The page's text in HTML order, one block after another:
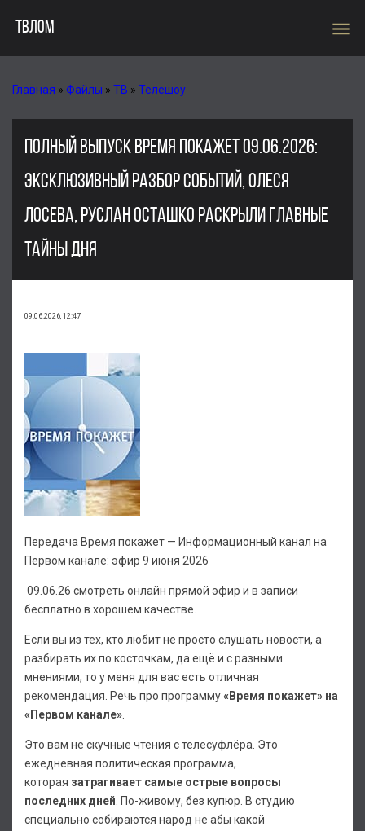
ТВЛОМ menu
Главная » Файлы » ТВ » Телешоу
ПОЛНЫЙ ВЫПУСК ВРЕМЯ ПОКАЖЕТ 09.06.2026:
ЭКСКЛЮЗИВНЫЙ РАЗБОР СОБЫТИЙ, ОЛЕСЯ
ЛОСЕВА, РУСЛАН ОСТАШКО РАСКРЫЛИ ГЛАВНЫЕ
ТАЙНЫ ДНЯ
09.06.2026, 12:47
Передача Время покажет — Информационный канал на
Первом канале: эфир 9 июня 2026
09.06.26 смотреть онлайн прямой эфир и в записи
бесплатно в хорошем качестве.
Если вы из тех, кто любит не просто слушать новости, а
разбирать их по косточкам, да ещё и с разными
мнениями, то у меня для вас есть отличная
рекомендация. Речь про программу«Время покажет» на
«Первом канале»
Это вам не скучные чтения с телесуфлёра. Это
ежедневная политическая программа,
которая затрагивает самые острые вопросы
последних дней . По-живому, без купюр. В студию
специально собираются народ не абы какой